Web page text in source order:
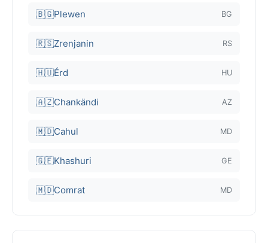
🇧🇬Plewen BG
🇷🇸Zrenjanin RS
🇭🇺Érd HU
🇦🇿Chankändi AZ
🇲🇩Cahul MD
🇬🇪Khashuri GE
🇲🇩Comrat MD